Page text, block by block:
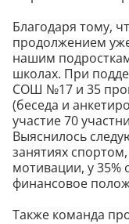
Благодаря тому,
продолжением
нашим
школах. При
СОШ №17 и 35
(беседа и
участие 70
Выяснилось
занятиях
мотивации, у
финансовое
Также команда